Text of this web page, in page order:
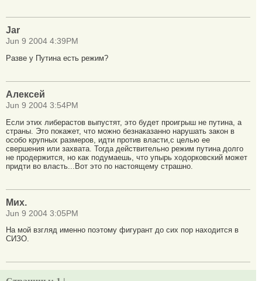
Jar
Jun 9 2004 4:39PM
Разве у Путина есть режим?
Алексей
Jun 9 2004 3:54PM
Если этих либерастов выпустят, это будет проигрыш не путина, а
страны. Это покажет, что можно безнаказанно нарушать закон в
особо крупных размеров, идти против власти,с целью ее
свершения или захвата. Тогда действительно режим путина долго
не продержится, но как подумаешь, что упырь ходорковский может
придти во власть...Вот это по настоящему страшно.
Мих.
Jun 9 2004 3:05PM
На мой взгляд именно поэтому фигурант до сих пор находится в
СИЗО.